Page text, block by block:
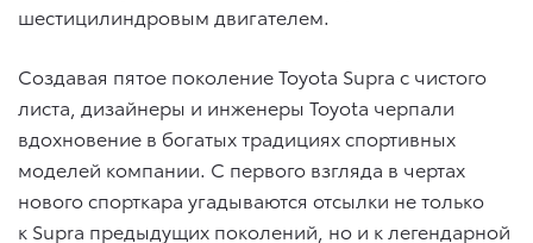
шестицилиндровым двигателем.
Создавая пятое поколение Toyota Supra с чистого
листа, дизайнеры и инженеры Toyota черпали
вдохновение в богатых традициях спортивных
моделей компании. С первого взгляда в чертах
нового спорткара угадываются отсылки не только
к Supra предыдущих поколений, но и к легендарной